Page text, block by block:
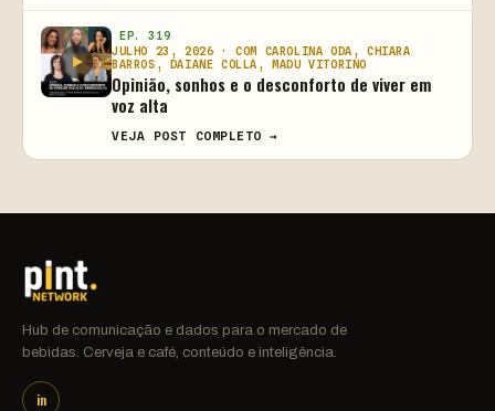
EP. 319
JULHO 23, 2026 · COM CAROLINA ODA, CHIARA
BARROS, DAIANE COLLA, MADU VITORINO
Opinião, sonhos e o desconforto de viver em
voz alta
VEJA POST COMPLETO →
Hub de comunicação e dados para o mercado de
bebidas. Cerveja e café, conteúdo e inteligência.
in